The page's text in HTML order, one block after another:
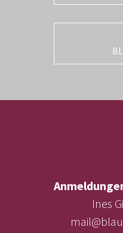
Ines